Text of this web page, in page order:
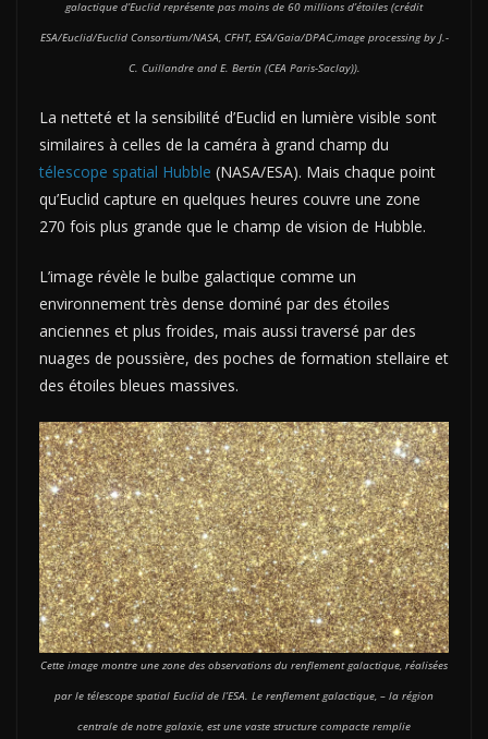
galactique d’Euclid représente pas moins de 60 millions d’étoiles (crédit
ESA/Euclid/Euclid Consortium/NASA, CFHT, ESA/Gaia/DPAC,image processing by J.-
C. Cuillandre and E. Bertin (CEA Paris-Saclay)).
La netteté et la sensibilité d’Euclid en lumière visible sont
similaires à celles de la caméra à grand champ du
télescope spatial Hubble (NASA/ESA). Mais chaque point
qu’Euclid capture en quelques heures couvre une zone
270 fois plus grande que le champ de vision de Hubble.
L’image révèle le bulbe galactique comme un
environnement très dense dominé par des étoiles
anciennes et plus froides, mais aussi traversé par des
nuages de poussière, des poches de formation stellaire et
des étoiles bleues massives.
Cette image montre une zone des observations du renflement galactique, réalisées
par le télescope spatial Euclid de l’ESA. Le renflement galactique, – la région
centrale de notre galaxie, est une vaste structure compacte remplie